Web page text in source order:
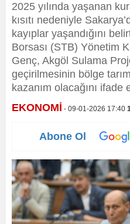
2025 yılında yaşanan
kısıtı nedeniyle
kayıplar yaşandığını
Borsası (STB) Yönetim
Genç, Akgöl Sulama
geçirilmesinin bölge
kazanım olacağını ifade
EKONOMİ - 09-01-2026 17:40
Abone Ol